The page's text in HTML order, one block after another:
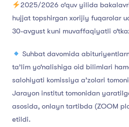
2025/2026 o‘quv yilida
hujjat topshirgan xorijiy fuqarolar
30-avgust kuni muvaffaqiyatli
Suhbat davomida
ta’lim yo‘nalishiga oid bilimlari
salohiyati komissiya a’zolari
Jarayon institut tomonidan
asosida, onlayn tartibda (ZOOM
etildi.